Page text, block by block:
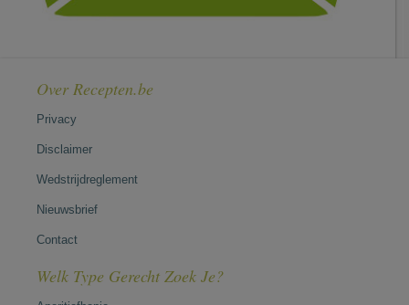
Over Recepten.be
Privacy
Disclaimer
Wedstrijdreglement
Nieuwsbrief
Contact
Welk Type Gerecht Zoek Je?